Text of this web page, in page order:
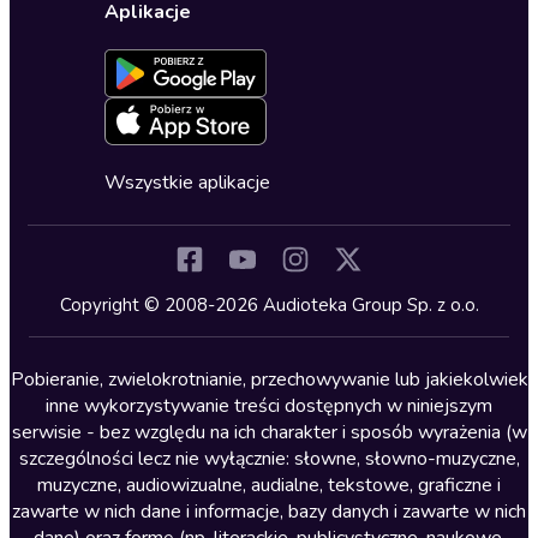
Dla młodzieży
Kryminały
Lektury szkolne
Literatura anglojęzyczna
Literatura faktu
Literatura obyczajowa
Literatura piękna obca
Ustawienia prywatności
Formularz zgłaszania nielegalnych treści
Deklaracja dostępności
Oferta dla firm i bibliotek
Dołącz do newslettera
Blog
Zapowiedzi
Cykle audiobooków
Aplikacje
Wszystkie aplikacje
Copyright © 2008-2026 Audioteka Group Sp. z o.o.
Pobieranie, zwielokrotnianie, przechowywanie lub jakiekolwiek
inne wykorzystywanie treści dostępnych w niniejszym
serwisie - bez względu na ich charakter i sposób wyrażenia (w
szczególności lecz nie wyłącznie: słowne, słowno-muzyczne,
muzyczne, audiowizualne, audialne, tekstowe, graficzne i
zawarte w nich dane i informacje, bazy danych i zawarte w nich